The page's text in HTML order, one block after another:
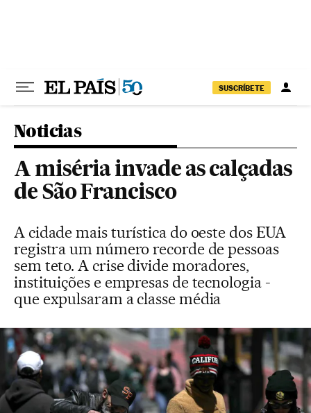
SUSCRÍBETE
Noticias
A miséria invade as calçadas
de São Francisco
A cidade mais turística do oeste dos EUA
registra um número recorde de pessoas
sem teto. A crise divide moradores,
instituições e empresas de tecnologia -
que expulsaram a classe média